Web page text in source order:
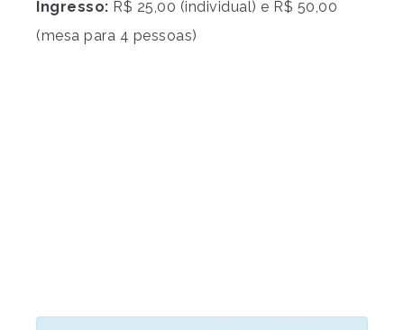
Ingresso: R$ 25,00 (individual) e R$ 50,00
(mesa para 4 pessoas)